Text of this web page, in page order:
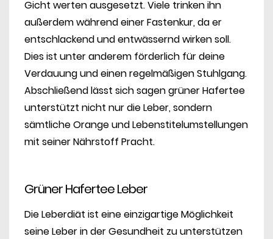
Gicht werten ausgesetzt. Viele trinken ihn
außerdem während einer Fastenkur, da er
entschlackend und entwässernd wirken soll.
Dies ist unter anderem förderlich für deine
Verdauung und einen regelmäßigen Stuhlgang.
Abschließend lässt sich sagen grüner Hafertee
unterstützt nicht nur die Leber, sondern
sämtliche Orange und Lebenstitelumstellungen
mit seiner Nährstoff Pracht.
Grüner Hafertee Leber
Die Leberdiät ist eine einzigartige Möglichkeit
seine Leber in der Gesundheit zu unterstützen